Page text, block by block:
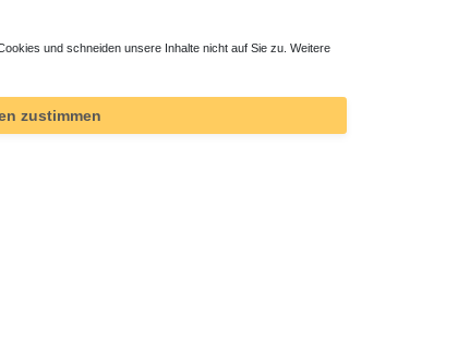
und schneiden unsere Inhalte nicht auf Sie zu. Weitere
zustimmen